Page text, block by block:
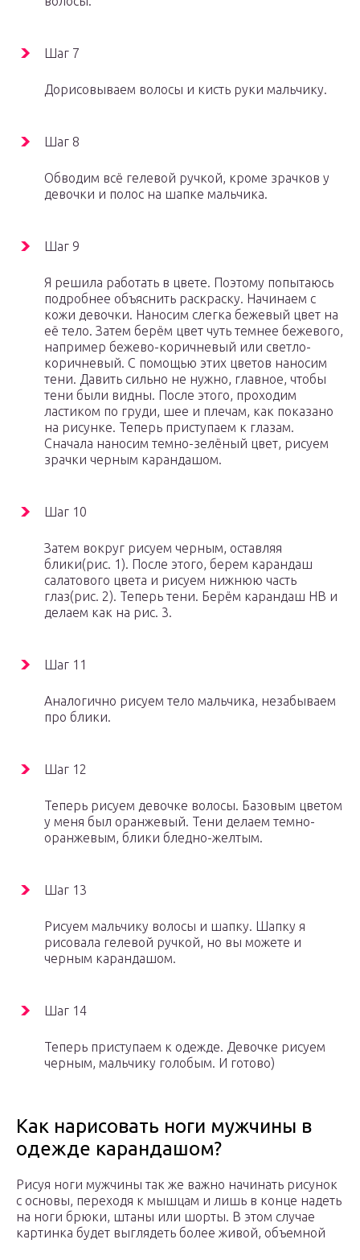
Шаг 7
Дорисовываем волосы и кисть руки мальчику.
Шаг 8
Обводим всё гелевой ручкой, кроме зрачков у
девочки и полос на шапке мальчика.
Шаг 9
Я решила работать в цвете. Поэтому попытаюсь
подробнее объяснить раскраску. Начинаем с
кожи девочки. Наносим слегка бежевый цвет на
её тело. Затем берём цвет чуть темнее бежевого,
например бежево-коричневый или светло-
коричневый. С помощью этих цветов наносим
тени. Давить сильно не нужно, главное, чтобы
тени были видны. После этого, проходим
ластиком по груди, шее и плечам, как показано
на рисунке. Теперь приступаем к глазам.
Сначала наносим темно-зелёный цвет, рисуем
зрачки черным карандашом.
Шаг 10
Затем вокруг рисуем черным, оставляя
блики(рис. 1). После этого, берем карандаш
салатового цвета и рисуем нижнюю часть
глаз(рис. 2). Теперь тени. Берём карандаш НВ и
делаем как на рис. 3.
Шаг 11
Аналогично рисуем тело мальчика, незабываем
про блики.
Шаг 12
Теперь рисуем девочке волосы. Базовым цветом
у меня был оранжевый. Тени делаем темно-
оранжевым, блики бледно-желтым.
Шаг 13
Рисуем мальчику волосы и шапку. Шапку я
рисовала гелевой ручкой, но вы можете и
черным карандашом.
Шаг 14
Теперь приступаем к одежде. Девочке рисуем
черным, мальчику голобым. И готово)
Как нарисовать ноги мужчины в
одежде карандашом?
Рисуя ноги мужчины так же важно начинать рисунок
с основы, переходя к мышцам и лишь в конце надеть
на ноги брюки, штаны или шорты. В этом случае
картинка будет выглядеть более живой, объемной